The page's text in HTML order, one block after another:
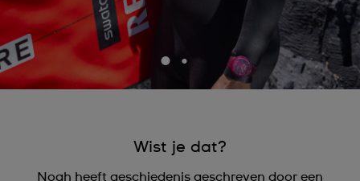
Wist je dat?
Noah heeft geschiedenis geschreven door een